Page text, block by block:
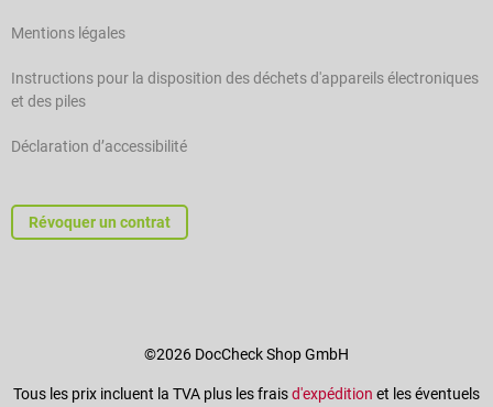
Mentions légales
Instructions pour la disposition des déchets d'appareils électroniques
et des piles
Déclaration d’accessibilité
Révoquer un contrat
©2026 DocCheck Shop GmbH
Tous les prix incluent la TVA plus les fraisd'expédition et les éventuels